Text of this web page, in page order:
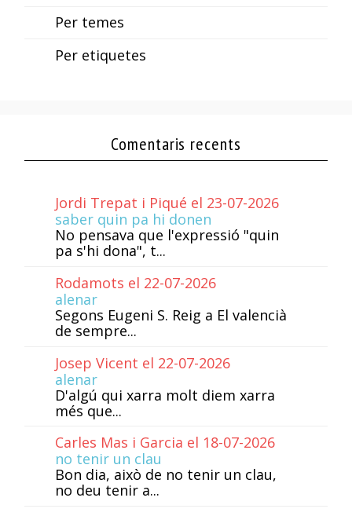
Per temes
Per etiquetes
Comentaris recents
Jordi Trepat i Piqué el 23-07-2026
saber quin pa hi donen
No pensava que l'expressió "quin
pa s'hi dona", t...
Rodamots el 22-07-2026
alenar
Segons Eugeni S. Reig a El valencià
de sempre...
Josep Vicent el 22-07-2026
alenar
D'algú qui xarra molt diem xarra
més que...
Carles Mas i Garcia el 18-07-2026
no tenir un clau
Bon dia, això de no tenir un clau,
no deu tenir a...